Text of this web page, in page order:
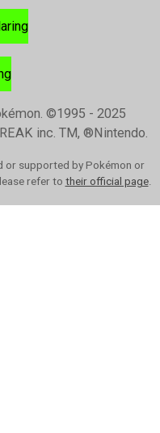
©1995 - 2025
inc. TM, ®Nintendo.
supported by Pokémon or
refer to their official page